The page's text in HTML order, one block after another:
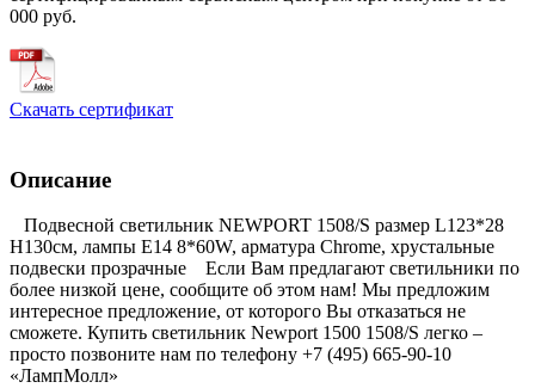
000 руб.
Скачать сертификат
Описание
Подвесной светильник NEWPORT 1508/S размер L123*28
H130см, лампы Е14 8*60W, арматура Chrome, хрустальные
подвески прозрачные Если Вам предлагают светильники по
более низкой цене, сообщите об этом нам! Мы предложим
интересное предложение, от которого Вы отказаться не
сможете. Купить светильник Newport 1500 1508/S легко –
просто позвоните нам по телефону +7 (495) 665-90-10
«ЛампМолл»